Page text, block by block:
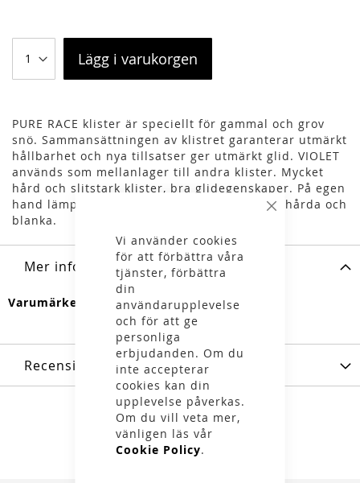
Vi använder cookies
för att förbättra våra
tjänster, förbättra
din
användarupplevelse
och för att ge
personliga
erbjudanden. Om du
inte accepterar
cookies kan din
upplevelse påverkas.
Om du vill veta mer,
vänligen läs vår
Cookie Policy.
Lägg i varukorgen
PURE RACE klister är speciellt för gammal och grov
snö. Sammansättningen av klistret garanterar utmärkt
hållbarhet och nya tillsatser ger utmärkt glid. VIOLET
används som mellanlager till andra klister. Mycket
hård och slitstark klister, bra glidegenskaper. På egen
hand lämplig för gammal snö när spåren är hårda och
blanka.
Mer information
Mer
Vauhti
Recensioner